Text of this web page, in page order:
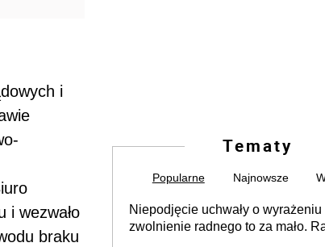
i
i wezwało
braku
Tematy
Popularne Najnowsze
Niepodjęcie uchwały o wyrażeniu
zwolnienie radnego to za mało.